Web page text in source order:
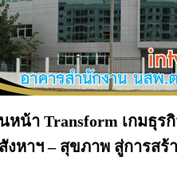
หน้า Transform เกมธุ
หาฯ – สุขภาพ สู่การสร้